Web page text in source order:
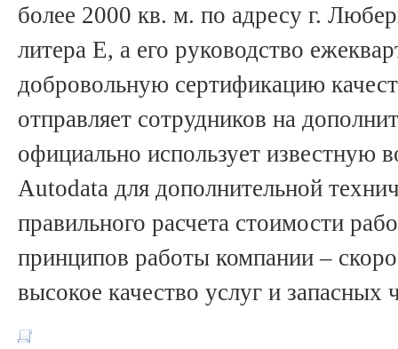
более 2000 кв. м. по адресу г.
литера Е, а его руководство
добровольную сертификацию
отправляет сотрудников на
официально использует известную
Autodata для дополнительной
правильного расчета стоимости
принципов работы компании –
высокое качество услуг и запасных